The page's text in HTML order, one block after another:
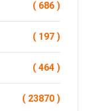
( 686 )
( 197 )
( 464 )
( 23870 )